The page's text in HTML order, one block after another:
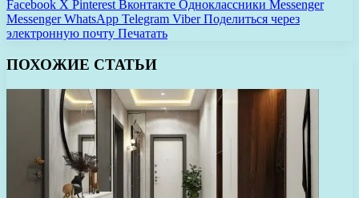
Facebook X Pinterest Вконтакте Одноклассники Messenger
Messenger WhatsApp Telegram Viber Поделиться через
электронную почту Печатать
ПОХОЖИЕ СТАТЬИ